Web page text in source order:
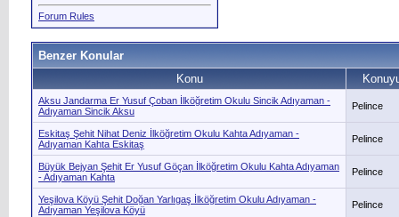
Forum Rules
Benzer Konular
Konu
Aksu Jandarma Er Yusuf Çoban İlköğretim Okulu Sincik Adıyaman -
Adıyaman Sincik Aksu
Pelince
Eskitaş Şehit Nihat Deniz İlköğretim Okulu Kahta Adıyaman -
Adıyaman Kahta Eskitaş
Pelince
Büyük Bejyan Şehit Er Yusuf Göçan İlköğretim Okulu Kahta Adıyaman
- Adıyaman Kahta
Pelince
Yeşilova Köyü Şehit Doğan Yarlıgaş İlköğretim Okulu Adıyaman -
Adıyaman Yeşilova Köyü
Pelince